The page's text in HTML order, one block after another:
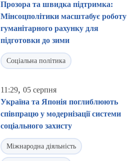
Прозора та швидка підтримка:
Мінсоцполітики масштабує роботу
гуманітарного рахунку для
підготовки до зими
Соціальна політика
11:29, 05 серпня
Україна та Японія поглиблюють
співпрацю у модернізації системи
соціального захисту
Міжнародна діяльність